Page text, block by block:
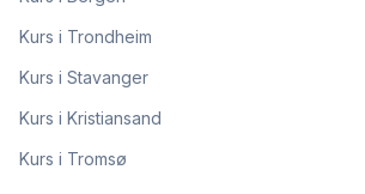
Kurs i Trondheim
Kurs i Stavanger
Kurs i Kristiansand
Kurs i Tromsø